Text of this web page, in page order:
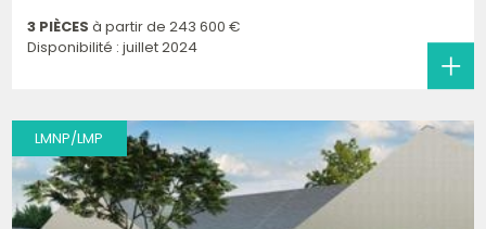
3 PIÈCES à partir de 243 600 €
Disponibilité : juillet 2024
LMNP/LMP